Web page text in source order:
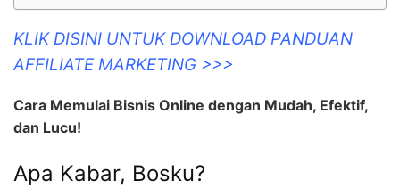
KLIK DISINI UNTUK DOWNLOAD PANDUAN
AFFILIATE MARKETING >>>
Cara Memulai Bisnis Online dengan Mudah, Efektif,
dan Lucu!
Apa Kabar, Bosku?